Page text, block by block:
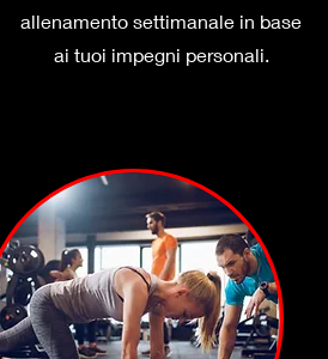
allenamento settimanale in base
ai tuoi impegni personali.